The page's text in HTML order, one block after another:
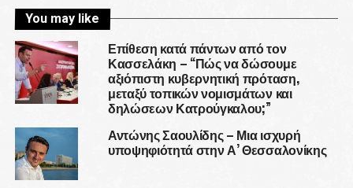
You may like
Επίθεση κατά πάντων από τον
Κασσελάκη – “Πώς να δώσουμε
αξιόπιστη κυβερνητική πρόταση,
μεταξύ τοπικών νομισμάτων και
δηλώσεων Κατρούγκαλου;”
Αντώνης Σαουλίδης – Μια ισχυρή
υποψηφιότητά στην Α’ Θεσσαλονίκης